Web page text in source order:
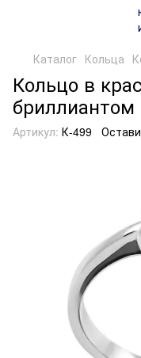
Каталог Кольца
Кольцо в
бриллиантом
Артикул: К-499